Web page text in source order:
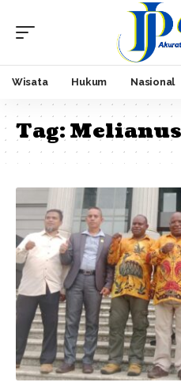
Wisata Hukum Nasional
Tag: